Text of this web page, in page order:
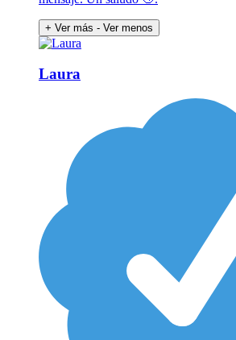
+ Ver más - Ver menos
Laura